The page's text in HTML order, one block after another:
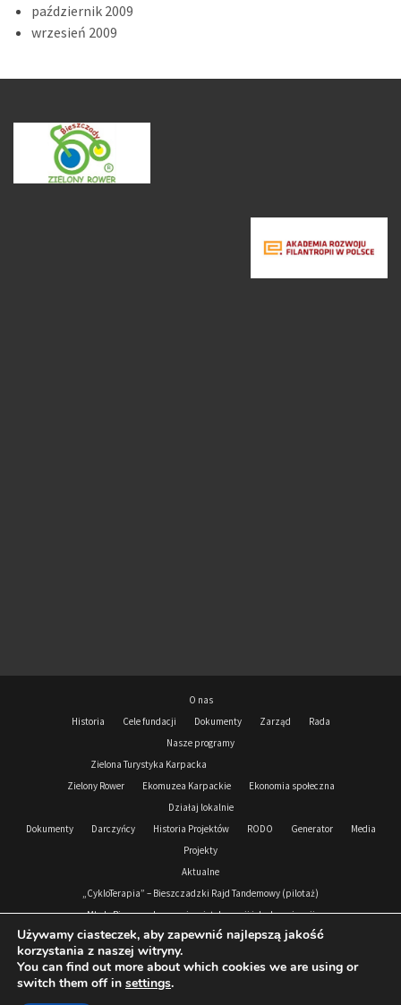
październik 2009
wrzesień 2009
O nas
Historia
Cele fundacji Dokumenty Zarząd
Rada
Nasze programy
Zielona Turystyka Karpacka
Zielony Rower
Ekomuzea Karpackie
Ekonomia społeczna
Działaj lokalnie
Dokumenty
Darczyńcy Historia Projektów RODO Generator
Media
Projekty
Aktualne
„CykloTerapia” – Bieszczadzki Rajd Tandemowy (pilotaż)
Młode Bieszczady przeciw nietolerancji i dyskryminacji
Podkarpacki Korpus Solidarności 2024-2026
Zrealizowane
Podkarpacki Korpus Solidarności 2021- 2023
Używamy ciasteczek, aby zapewnić najlepszą jakość
korzystania z naszej witryny.
You can find out more about which cookies we are using or
switch them off in settings.